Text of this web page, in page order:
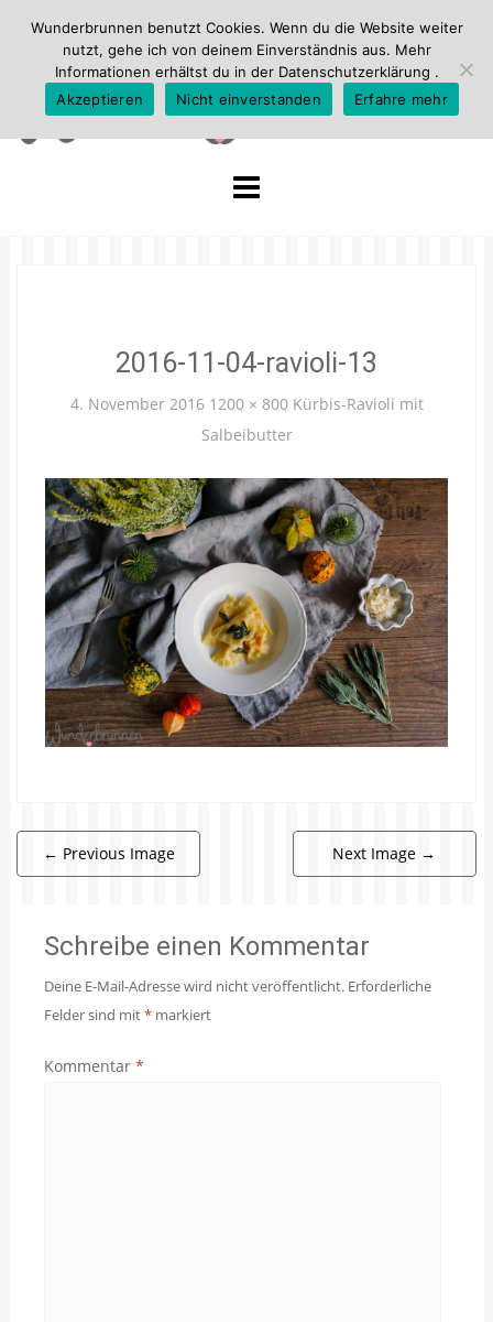
2016-11-04-ravioli-13
4. November 2016 1200 × 800 Kürbis-Ravioli mit
Salbeibutter
← Previous Image Next Image →
Schreibe einen Kommentar
Deine E-Mail-Adresse wird nicht veröffentlicht. Erforderliche
Felder sind mit* markiert
Kommentar *
Wunderbrunnen benutzt Cookies. Wenn du die Website weiter
nutzt, gehe ich von deinem Einverständnis aus. Mehr
Informationen erhältst du in der Datenschutzerklärung .
Akzeptieren
Nicht einverstanden Erfahre mehr